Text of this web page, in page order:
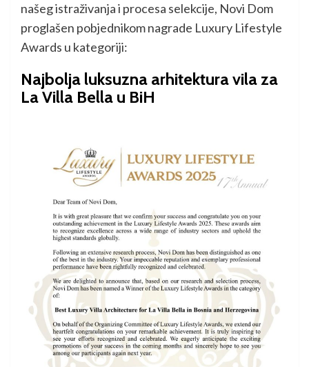
našeg istraživanja i procesa selekcije, Novi Dom
proglašen pobjednikom nagrade Luxury Lifestyle
Awards u kategoriji:
Najbolja luksuzna arhitektura vila za
La Villa Bella u BiH